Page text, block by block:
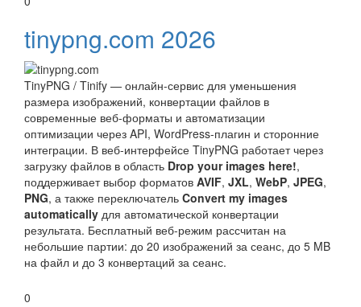
tinypng.com 2026
TinyPNG / Tinify — онлайн-сервис для уменьшения
размера изображений, конвертации файлов в
современные веб-форматы и автоматизации
оптимизации через API, WordPress-плагин и сторонние
интеграции. В веб-интерфейсе TinyPNG работает через
загрузку файлов в область Drop your images here!,
поддерживает выбор форматов AVIF, JXL, WebP, JPEG,
PNG, а также переключатель Convert my images
automatically для автоматической конвертации
результата. Бесплатный веб-режим рассчитан на
небольшие партии: до 20 изображений за сеанс, до 5 MB
на файл и до 3 конвертаций за сеанс.
0